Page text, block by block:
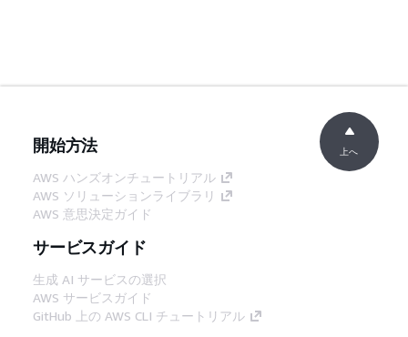
開始方法
AWS ハンズオンチュートリアル
AWS ソリューションライブラリ
AWS 意思決定ガイド
サービスガイド
生成 AI サービスの選択
AWS サービスガイド
GitHub 上の AWS CLI チュートリアル
上へ